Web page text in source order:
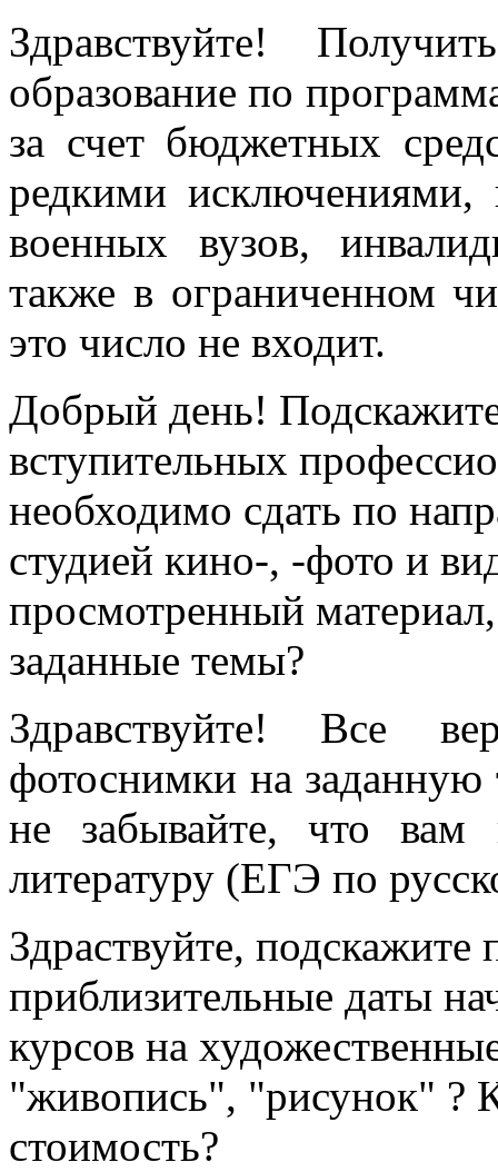
Здравствуйте!
образование по
за счет бюджетных
редкими исключениями,
военных вузов,
также в ограниченном
это число не входит.
Добрый день!
вступительных
необходимо сдать по
студией кино-, -фото и
просмотренный
заданные темы?
Здравствуйте! Все
фотоснимки на заданную
не забывайте, что вам
литературу (ЕГЭ по
Здраствуйте, подскажите
приблизительные даты
курсов на
"живопись", "рисунок" ?
стоимость?